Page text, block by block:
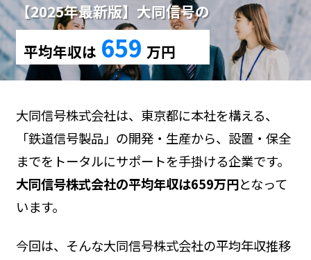
【2025年最新版】大同信号の
平均年収は 659 万円
大同信号株式会社は、東京都に本社を構える、
「鉄道信号製品」の開発・生産から、設置・保全
までをトータルにサポートを手掛ける企業です。
大同信号株式会社の平均年収は659万円となって
います。
今回は、そんな大同信号株式会社の平均年収推移